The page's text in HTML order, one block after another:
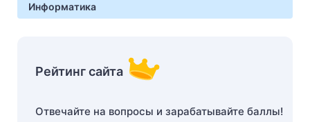
Информатика
Рейтинг сайта
Отвечайте на вопросы и зарабатывайте баллы!